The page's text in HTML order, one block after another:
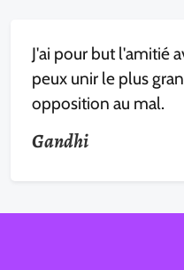
J'ai pour but l'amitié
peux unir le plus
opposition au mal.
Gandhi